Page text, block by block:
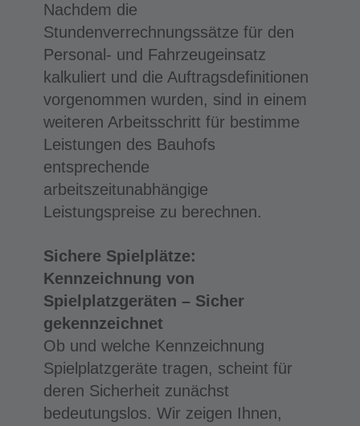
Nachdem die
Stundenverrechnungssätze für den
Personal- und Fahrzeugeinsatz
kalkuliert und die Auftragsdefinitionen
vorgenommen wurden, sind in einem
weiteren Arbeitsschritt für bestimme
Leistungen des Bauhofs
entsprechende
arbeitszeitunabhängige
Leistungspreise zu berechnen.
Sichere Spielplätze:
Kennzeichnung von
Spielplatzgeräten – Sicher
gekennzeichnet
Ob und welche Kennzeichnung
Spielplatzgeräte tragen, scheint für
deren Sicherheit zunächst
bedeutungslos. Wir zeigen Ihnen,